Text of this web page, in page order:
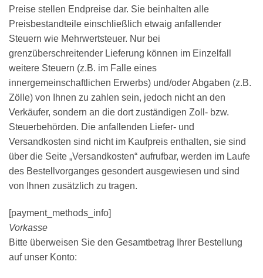
Preise stellen Endpreise dar. Sie beinhalten alle
Preisbestandteile einschließlich etwaig anfallender
Steuern wie Mehrwertsteuer. Nur bei
grenzüberschreitender Lieferung können im Einzelfall
weitere Steuern (z.B. im Falle eines
innergemeinschaftlichen Erwerbs) und/oder Abgaben (z.B.
Zölle) von Ihnen zu zahlen sein, jedoch nicht an den
Verkäufer, sondern an die dort zuständigen Zoll- bzw.
Steuerbehörden. Die anfallenden Liefer- und
Versandkosten sind nicht im Kaufpreis enthalten, sie sind
über die Seite „Versandkosten“ aufrufbar, werden im Laufe
des Bestellvorganges gesondert ausgewiesen und sind
von Ihnen zusätzlich zu tragen.
[payment_methods_info]
Vorkasse
Bitte überweisen Sie den Gesamtbetrag Ihrer Bestellung
auf unser Konto: